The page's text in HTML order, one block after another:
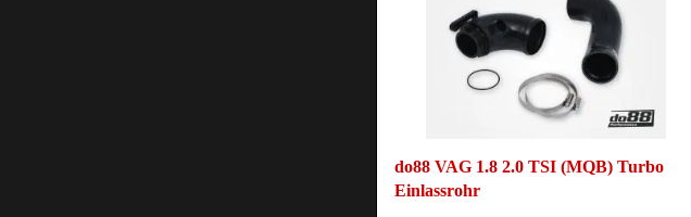
do88 VAG 1.8 2.0 TSI (MQB) Turbo
Einlassrohr